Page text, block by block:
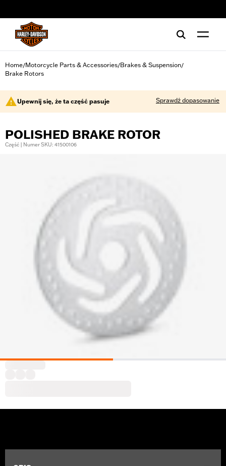
Home/Motorcycle Parts & Accessories/Brakes & Suspension/
Brake Rotors
Upewnij się, że ta część pasuje Sprawdź dopasowanie
POLISHED BRAKE ROTOR
Część | Numer SKU: 41500106